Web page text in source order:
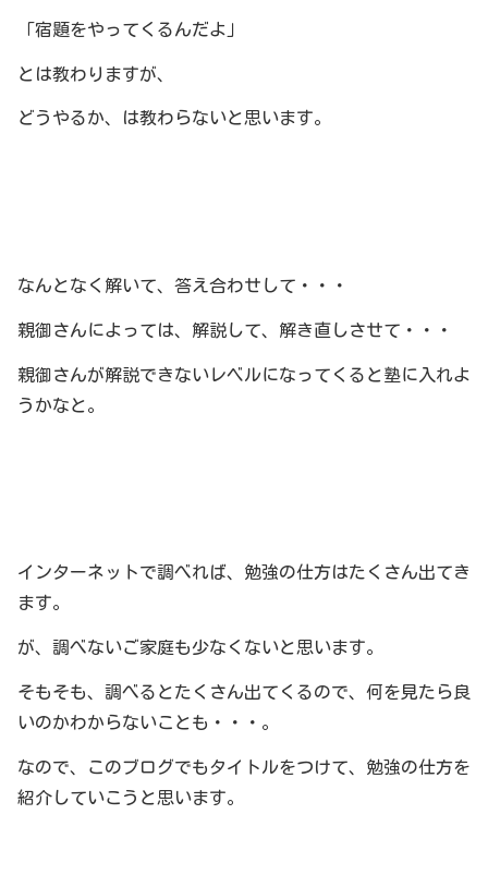
「宿題をやってくるんだよ」
とは教わりますが、
どうやるか、は教わらないと思います。
なんとなく解いて、答え合わせして・・・
親御さんによっては、解説して、解き直しさせて・・・
親御さんが解説できないレベルになってくると塾に入れよ
うかなと。
インターネットで調べれば、勉強の仕方はたくさん出てき
ます。
が、調べないご家庭も少なくないと思います。
そもそも、調べるとたくさん出てくるので、何を見たら良
いのかわからないことも・・・。
なので、このブログでもタイトルをつけて、勉強の仕方を
紹介していこうと思います。